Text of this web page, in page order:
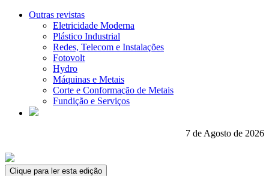
Outras revistas
Eletricidade Moderna
Plástico Industrial
Redes, Telecom e Instalações
Fotovolt
Hydro
Máquinas e Metais
Corte e Conformação de Metais
Fundição e Serviços
7 de Agosto de 2026
Clique para ler esta edição